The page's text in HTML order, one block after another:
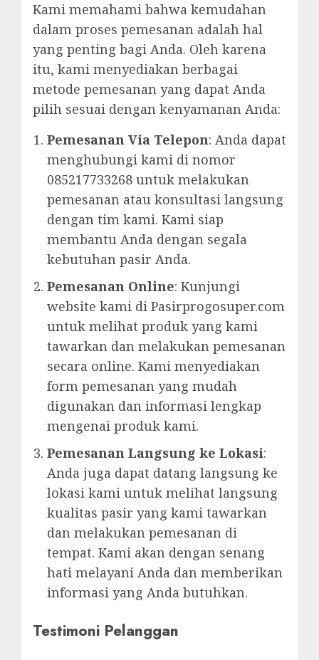
Kami memahami bahwa kemudahan
dalam proses pemesanan adalah hal
yang penting bagi Anda. Oleh karena
itu, kami menyediakan berbagai
metode pemesanan yang dapat Anda
pilih sesuai dengan kenyamanan Anda:
Pemesanan Via Telepon: Anda dapat
menghubungi kami di nomor
085217733268 untuk melakukan
pemesanan atau konsultasi langsung
dengan tim kami. Kami siap
membantu Anda dengan segala
kebutuhan pasir Anda.
Pemesanan Online: Kunjungi
website kami di Pasirprogosuper.com
untuk melihat produk yang kami
tawarkan dan melakukan pemesanan
secara online. Kami menyediakan
form pemesanan yang mudah
digunakan dan informasi lengkap
mengenai produk kami.
Pemesanan Langsung ke Lokasi:
Anda juga dapat datang langsung ke
lokasi kami untuk melihat langsung
kualitas pasir yang kami tawarkan
dan melakukan pemesanan di
tempat. Kami akan dengan senang
hati melayani Anda dan memberikan
informasi yang Anda butuhkan.
Testimoni Pelanggan